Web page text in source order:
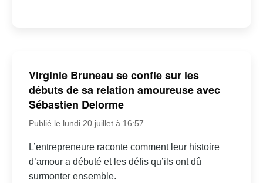
Virginie Bruneau se confie sur les
débuts de sa relation amoureuse avec
Sébastien Delorme
Publié le lundi 20 juillet à 16:57
L’entrepreneure raconte comment leur histoire
d’amour a débuté et les défis qu’ils ont dû
surmonter ensemble.